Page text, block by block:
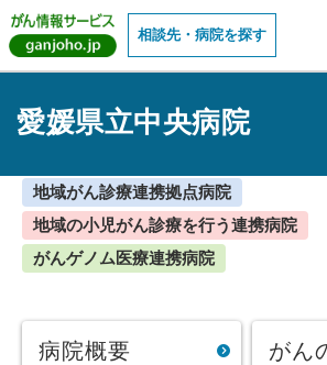
相談先・病院を探す
愛媛県立中央病院
地域がん診療連携拠点病院
地域の小児がん診療を行う連携病院
がんゲノム医療連携病院
病院概要 がん